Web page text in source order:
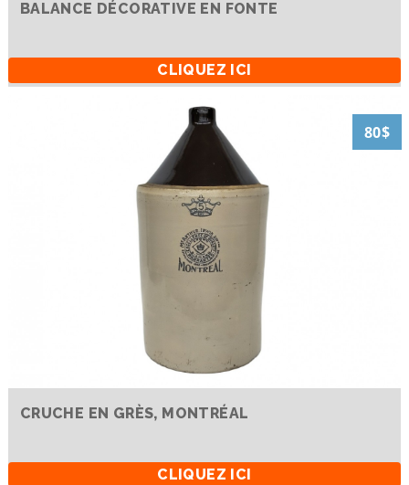
BALANCE DÉCORATIVE EN FONTE
CLIQUEZ ICI
80$
CRUCHE EN GRÈS, MONTRÉAL
CLIQUEZ ICI